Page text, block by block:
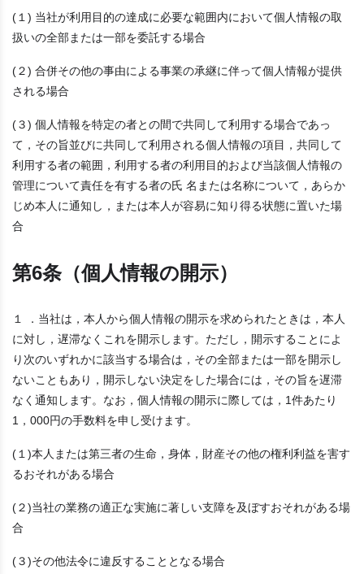
(１) 当社が利用目的の達成に必要な範囲内において個人情報の取
扱いの全部または一部を委託する場合
(２) 合併その他の事由による事業の承継に伴って個人情報が提供
される場合
(３) 個人情報を特定の者との間で共同して利用する場合であっ
て，その旨並びに共同して利用される個人情報の項目，共同して
利用する者の範囲，利用する者の利用目的および当該個人情報の
管理について責任を有する者の氏 名または名称について，あらか
じめ本人に通知し，または本人が容易に知り得る状態に置いた場
合
第6条（個人情報の開示）
１ ．当社は，本人から個人情報の開示を求められたときは，本人
に対し，遅滞なくこれを開示します。ただし，開示することによ
り次のいずれかに該当する場合は，その全部または一部を開示し
ないこともあり，開示しない決定をした場合には，その旨を遅滞
なく通知します。なお，個人情報の開示に際しては，1件あたり
1，000円の手数料を申し受けます。
(１)本人または第三者の生命，身体，財産その他の権利利益を害す
るおそれがある場合
(２)当社の業務の適正な実施に著しい支障を及ぼすおそれがある場
合
(３)その他法令に違反することとなる場合